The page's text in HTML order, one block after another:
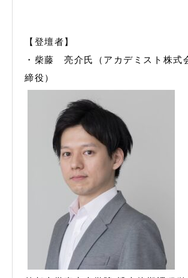
【登壇者】
・柴藤 亮介氏（アカデミスト株
締役）